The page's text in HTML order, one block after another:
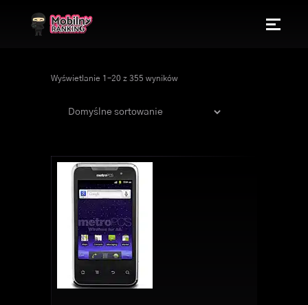
Wyświetlanie 1–20 z 355 wyników